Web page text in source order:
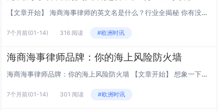
【文章开始】 海商海事律师的英文名是什么？行业全揭秘 你有没有想过，一艘满载货物的巨轮在海上突然遇到风暴，货物掉进海里了，这损失该谁赔？或者两艘船“砰”一下撞一块了，责任怎么掰扯清楚？这时候，就得有一群专门处理这种“海上麻烦事”的法律专家...
7个月前(01-14) 316 阅读 #欧洲时讯
海商海事律师品牌：你的海上风险防火墙
海商海事律师品牌：你的海上风险防火墙 【文章开始】 想象一下，你价值几个亿的货轮在公海上突然出了问题，或者一份天价的租船合同对方说不认就不认了...这时候你第一个想到要去找谁？对，就是专门干这个的律师。但问题是，律师不都长得差不多吗？凭什...
7个月前(01-14) 301 阅读 #欧洲时讯